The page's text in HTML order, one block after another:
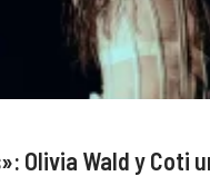
Olivia Wald y Coti